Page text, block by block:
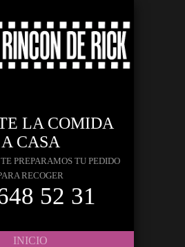
LA COMIDA
A CASA
PREPARAMOS TU PEDIDO
RECOGER
52 31
INICIO